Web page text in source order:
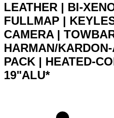
LEATHER | BI-
FULLMAP |
CAMERA |
HARMAN/
PACK | HEATED-
19"ALU*